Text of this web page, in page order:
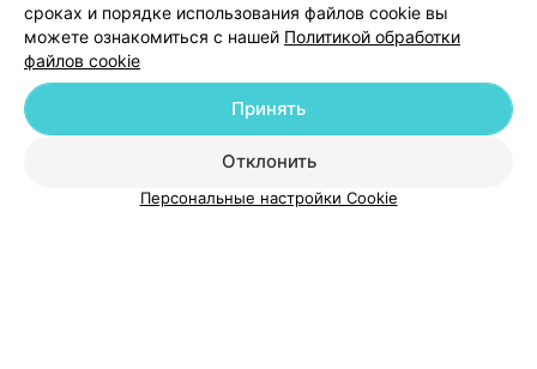
Медицинский маркетинг
Публичный договор
Пользовательское соглашение
Способы оплаты
сроках и порядке использования файлов cookie вы
можете ознакомиться с нашей Политикой обработки
файлов cookie
Отклонить
Принять
Персональные настройки Cookie